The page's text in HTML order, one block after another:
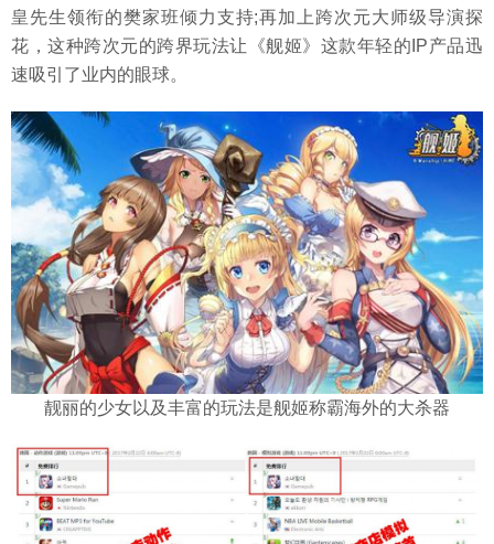
皇先生领衔的樊家班倾力支持;再加上跨次元大师级导演探
花，这种跨次元的跨界玩法让《舰姬》这款年轻的IP产品迅
速吸引了业内的眼球。
靓丽的少女以及丰富的玩法是舰姬称霸海外的大杀器